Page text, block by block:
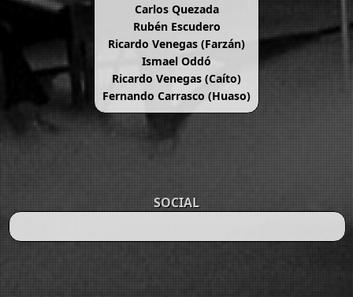
Carlos Quezada
Rubén Escudero
Ricardo Venegas (Farzán)
Ismael Oddó
Ricardo Venegas (Caíto)
Fernando Carrasco (Huaso)
SOCIAL